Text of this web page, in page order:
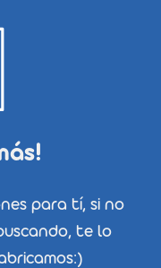
para tí, si no
te lo